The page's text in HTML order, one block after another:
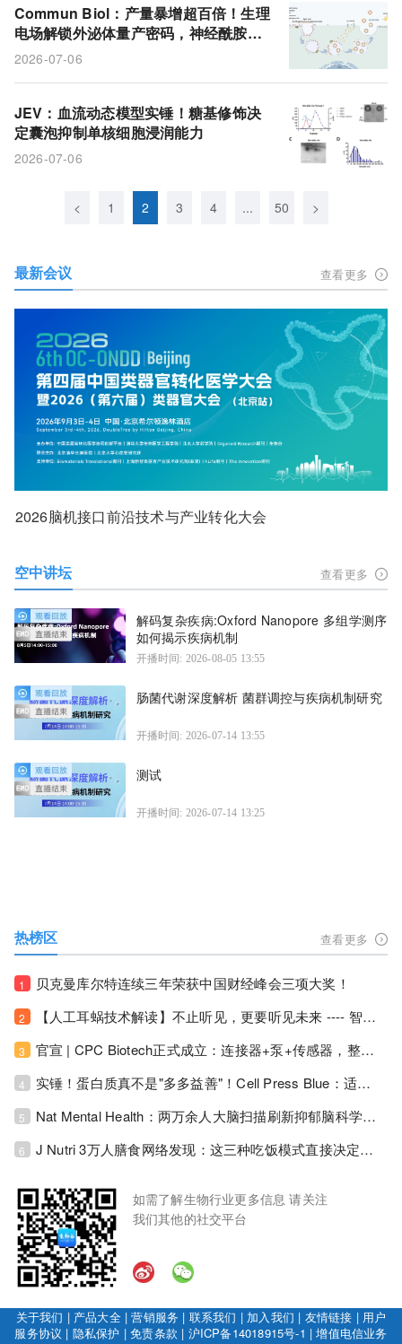
Commun Biol：产量暴增超百倍！生理
电场解锁外泌体量产密码，神经酰胺介
导膜出芽破解再生医学瓶颈
2026-07-06
JEV：血流动态模型实锤！糖基修饰决
定囊泡抑制单核细胞浸润能力
2026-07-06
< 1 2 3 4 ... 50 >
最新会议 查看更多
2026脑机接口前沿技术与产业转化大会
空中讲坛 查看更多
解码复杂疾病:Oxford Nanopore 多组学测序
如何揭示疾病机制
开播时间: 2026-08-05 13:55
肠菌代谢深度解析 菌群调控与疾病机制研究
开播时间: 2026-07-14 13:55
测试
开播时间: 2026-07-14 13:25
热榜区 查看更多
1 贝克曼库尔特连续三年荣获中国财经峰会三项大奖！
2 【人工耳蜗技术解读】不止听见，更要听见未来 ---- 智能耳蜗，开启人工耳蜗技术新纪元！
3 官宣 | CPC Biotech正式成立：连接器+泵+传感器，整合生物制药流体管理解决方案！
4 实锤！蛋白质真不是"多多益善"！Cell Press Blue：适度限蛋白，反而拉长健康寿命！
5 Nat Mental Health：两万余人大脑扫描刷新抑郁脑科学认知！抑郁不只是情绪病，视觉、运动脑区同步受损！
6 J Nutri 3万人膳食网络发现：这三种吃饭模式直接决定心血管风险与寿命长短！
如需了解生物行业更多信息 请关注
我们其他的社交平台
关于我们 | 产品大全|营销服务 | 联系我们 | 加入我们 | 友情链接 | 用户
服务协议 | 隐私保护 |免责条款 | 沪ICP备14018915号-1 |增值电信业务